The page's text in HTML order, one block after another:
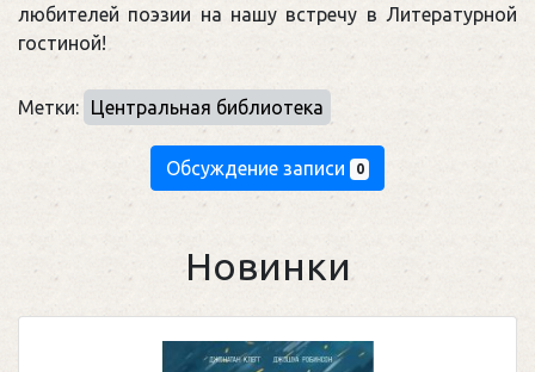
любителей поэзии на нашу встречу в Литературной
гостиной!
Метки: Центральная библиотека
Обсуждение записи 0
Новинки